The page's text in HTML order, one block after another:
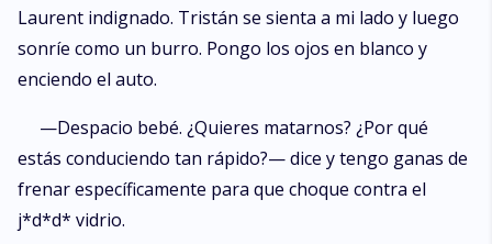
Laurent indignado. Tristán se sienta a mi lado y luego
sonríe como un burro. Pongo los ojos en blanco y
enciendo el auto.
—Despacio bebé. ¿Quieres matarnos? ¿Por qué
estás conduciendo tan rápido?— dice y tengo ganas de
frenar específicamente para que choque contra el
j*d*d* vidrio.